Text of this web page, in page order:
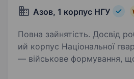
Азов, 1 корпус НГУ
Повна зайнятість. Досвід
ий корпус Національної
— військове формування,